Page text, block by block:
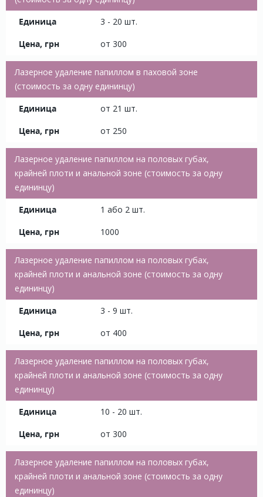
3 - 20 шт.
от 300
Лазерное удаление папиллом в паховой зоне
(стоимость за одну едининцу)
от 21 шт.
от 250
Лазерное удаление папиллом на половых губах,
крайней плоти и анальной зоне (стоимость за одну
едининцу)
1 або 2 шт.
1000
Лазерное удаление папиллом на половых губах,
крайней плоти и анальной зоне (стоимость за одну
едининцу)
3 - 9 шт.
от 400
Лазерное удаление папиллом на половых губах,
крайней плоти и анальной зоне (стоимость за одну
едининцу)
10 - 20 шт.
от 300
Лазерное удаление папиллом на половых губах,
крайней плоти и анальной зоне (стоимость за одну
едининцу)